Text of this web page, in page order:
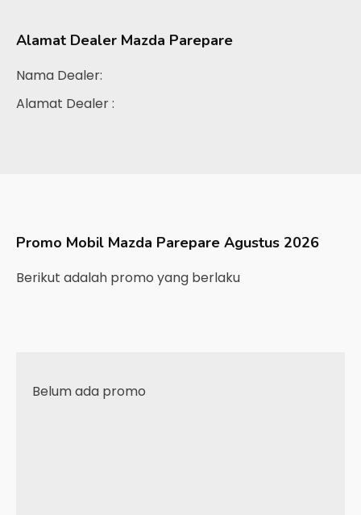
Alamat Dealer Mazda Parepare
Nama Dealer:
Alamat Dealer :
Promo Mobil Mazda Parepare Agustus 2026
Berikut adalah promo yang berlaku
Belum ada promo